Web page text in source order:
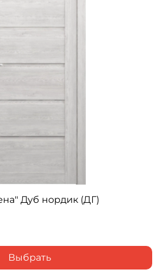
ALBERO "Вена" Дуб нордик (ДГ)
Выбрать